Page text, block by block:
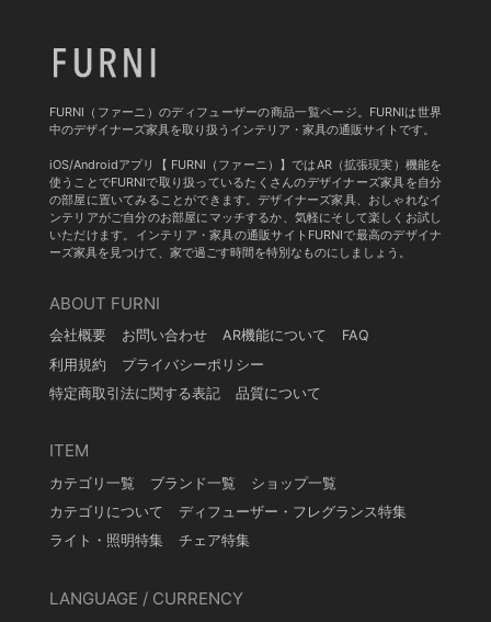
FURNI（ファーニ）のディフューザーの商品一覧ページ。FURNIは世界
中のデザイナーズ家具を取り扱うインテリア・家具の通販サイトです。
iOS/Androidアプリ【 FURNI（ファーニ）】ではAR（拡張現実）機能を
使うことでFURNIで取り扱っているたくさんのデザイナーズ家具を自分
の部屋に置いてみることができます。デザイナーズ家具、おしゃれなイ
ンテリアがご自分のお部屋にマッチするか、気軽にそして楽しくお試し
いただけます。インテリア・家具の通販サイトFURNIで最高のデザイナ
ーズ家具を見つけて、家で過ごす時間を特別なものにしましょう。
ABOUT FURNI
会社概要 お問い合わせ AR機能について
FAQ
利用規約
プライバシーポリシー
特定商取引法に関する表記
品質について
ITEM
カテゴリ一覧 ブランド一覧
ショップ一覧
カテゴリについて
ディフューザー・フレグランス特集
ライト・照明特集
チェア特集
LANGUAGE / CURRENCY